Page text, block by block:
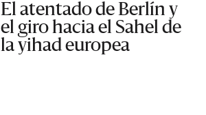
El atentado de Berlín y
el giro hacia el Sahel de
la yihad europea